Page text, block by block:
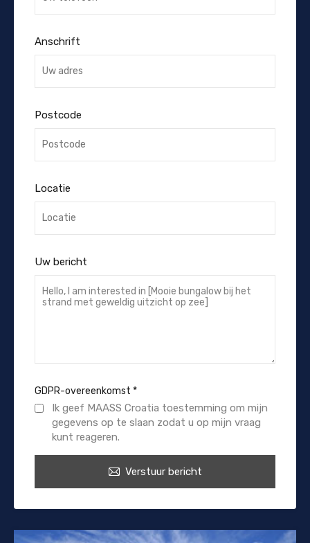
Anschrift
Postcode
Locatie
Uw bericht
GDPR-overeenkomst *
Ik geef MAASS Croatia toestemming om mijn
gegevens op te slaan zodat u op mijn vraag
kunt reageren.
Verstuur bericht